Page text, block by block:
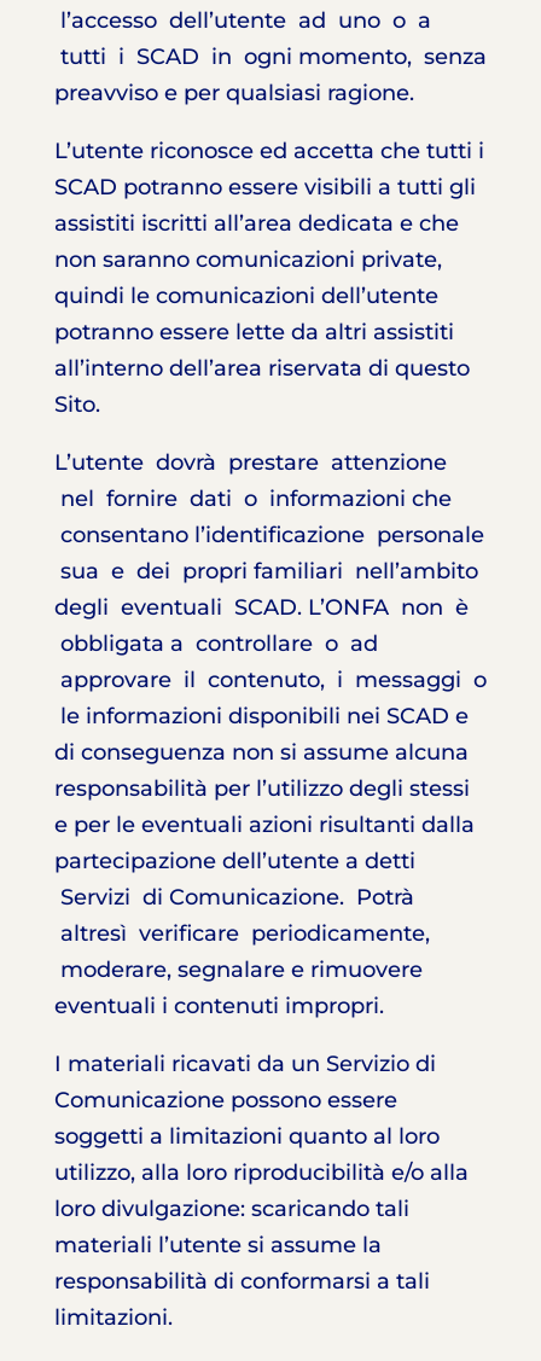
l’accesso dell’utente ad uno o a
tutti i SCAD in ogni momento, senza
preavviso e per qualsiasi ragione.
L’utente riconosce ed accetta che tutti i
SCAD potranno essere visibili a tutti gli
assistiti iscritti all’area dedicata e che
non saranno comunicazioni private,
quindi le comunicazioni dell’utente
potranno essere lette da altri assistiti
all’interno dell’area riservata di questo
Sito.
L’utente dovrà prestare attenzione
nel fornire dati o informazioni che
consentano l’identificazione personale
sua e dei propri familiari nell’ambito
degli eventuali SCAD. L’ONFA non è
obbligata a controllare o ad
approvare il contenuto, i messaggi o
le informazioni disponibili nei SCAD e
di conseguenza non si assume alcuna
responsabilità per l’utilizzo degli stessi
e per le eventuali azioni risultanti dalla
partecipazione dell’utente a detti
Servizi di Comunicazione. Potrà
altresì verificare periodicamente,
moderare, segnalare e rimuovere
eventuali i contenuti impropri.
I materiali ricavati da un Servizio di
Comunicazione possono essere
soggetti a limitazioni quanto al loro
utilizzo, alla loro riproducibilità e/o alla
loro divulgazione: scaricando tali
materiali l’utente si assume la
responsabilità di conformarsi a tali
limitazioni.